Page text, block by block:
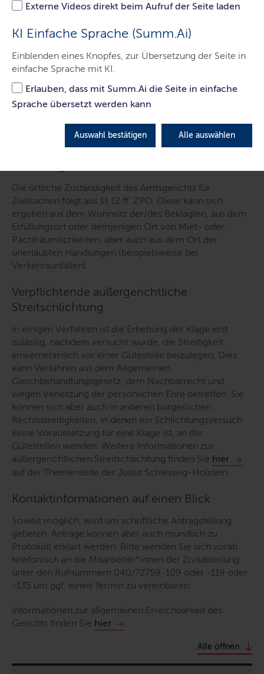
Externe Videos direkt beim Aufruf der Seite laden
KI Einfache Sprache (Summ.Ai)
Einblenden eines Knopfes, zur Übersetzung der Seite in
einfache Sprache mit KI.
Erlauben, dass mit Summ.Ai die Seite in einfache
Sprache übersetzt werden kann
Auswahl bestätigen Alle auswählen
Zivilsachen
Hier finden Sie die wichtigsten Informationen zu
Zivilsachen.
LETZTE AKTUALISIERUNG: 29.11.2021
Die örtliche Zuständigkeit des Amtsgerichts für
Zivilsachen folgt aus §§ 12 ff. ZPO. Diese kann sich
ergeben aus dem Wohnsitz der/des Beklagten, aus dem
Erfüllungsort oder demjenigen Ort von Miet- oder
Pachträumlichkeiten, aber auch aus dem Ort der
unerlaubten Handlungen (beispielsweise bei
Verkehrsunfällen).
Verpflichtende außergerichtliche
Streitschlichtung
In einigen Verfahren ist die Erhebung der Klage erst
zulässig, nachdem versucht wurde, die Streitigkeit
einvernehmlich vor einer Gütestelle beizulegen. Dies
kann Verfahren aus dem Allgemeinen
Gleichbehandlungsgesetz, dem Nachbarrecht und
wegen Verletzung der persönlichen Ehre betreffen. Sie
können sich aber auch in anderen bürgerlichen
Rechtsstreitigkeiten, in denen ein Schlichtungsversuch
keine Voraussetzung für eine Klage ist, an die
Gütestellen wenden. Weitere Informationen zur
außergerichtlichen Streitschlichtung finden Sie hier
auf der Themenseite der Justiz Schleswig-Holstein.
Kontaktinformationen auf einen Blick
Soweit möglich, wird um schriftliche Antragstellung
gebeten. Anträge können aber auch mündlich zu
Protokoll erklärt werden. Bitte wenden Sie sich vorab
telefonisch an die Mitarbeiter*innen der Zivilabteilung
unter den Rufnummern 040/72759-109 oder -119 oder
-135 um ggf. einen Termin zu vereinbaren.
Informationen zur allgemeinen Erreichbarkeit des
Gerichts finden Sie hier
Alle öffnen